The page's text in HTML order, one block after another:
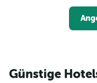
durchschnittlichen
jeweiligen
Wochentag.
Günstige